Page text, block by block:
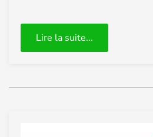
Lire la suite...